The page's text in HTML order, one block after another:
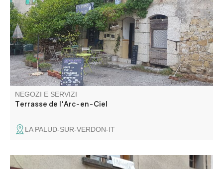
succhi di frutta freschi e qualche tapas... Un vero
momento di relax nel cuore delle Gole del Verdon!
NEGOZI E SERVIZI
Terrasse de l'Arc-en-Ciel
LA PALUD-SUR-VERDON-IT